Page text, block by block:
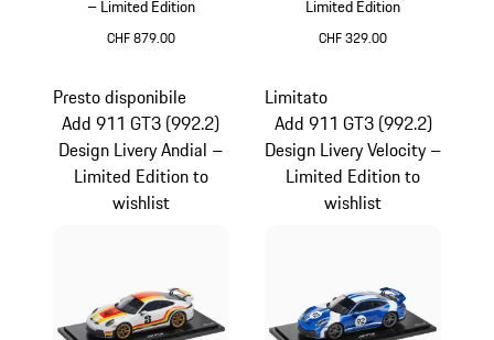
– Limited Edition
CHF 879.00
Limited Edition
CHF 329.00
Presto disponibile
Add 911 GT3 (992.2)
Design Livery Andial –
Limited Edition to
wishlist
Limitato
Add 911 GT3 (992.2)
Design Livery Velocity –
Limited Edition to
wishlist